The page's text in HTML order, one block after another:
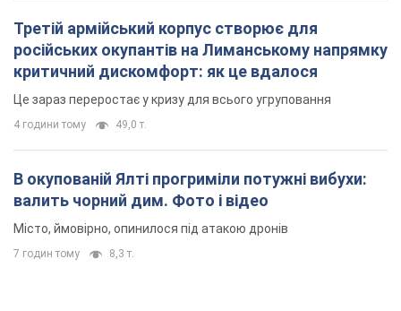
Третій армійський корпус створює для
російських окупантів на Лиманському напрямку
критичний дискомфорт: як це вдалося
Це зараз переростає у кризу для всього угруповання
4 години тому 49,0 т.
В окупованій Ялті прогриміли потужні вибухи:
валить чорний дим. Фото і відео
Місто, ймовірно, опинилося під атакою дронів
7 годин тому 8,3 т.